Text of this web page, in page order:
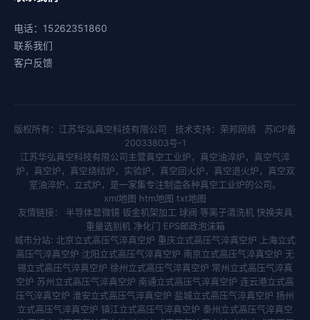
电话：15262351860
联系我们
客户反馈
版权所有：江苏华弘真空科技有限公司 技术支持： 荣邦网络
苏ICP备
20033803号-1
江苏华弘真空科技有限公司主营真空工业炉， 真空油淬炉， 真空气淬
炉， 真空炉， 真空烧结炉， 实验炉， 真空回火炉， 真空退火炉， 真空双
室油淬炉， 立式炉，是一家集专注制造各种真空工业炉的公司。
xml地图 htm地图 txt地图
友情链接： 半导体显微镜 钣金机架加工 球阀 等离子清洗机 快换夹具
重量选别机 净化门 EPS邮政泡沫箱
城市分站: 北京立式高压气淬真空炉 重庆立式高压气淬真空炉
上海立式
高压气淬真空炉 沈阳立式高压气淬真空炉 南京立式高压气淬真空炉 无
锡立式高压气淬真空炉 徐州立式高压气淬真空炉 常州立式高压气淬真
空炉 苏州立式高压气淬真空炉 南通立式高压气淬真空炉 连云港立式高
压气淬真空炉 淮安立式高压气淬真空炉 盐城立式高压气淬真空炉 扬州
立式高压气淬真空炉 镇江立式高压气淬真空炉 泰州立式高压气淬真空